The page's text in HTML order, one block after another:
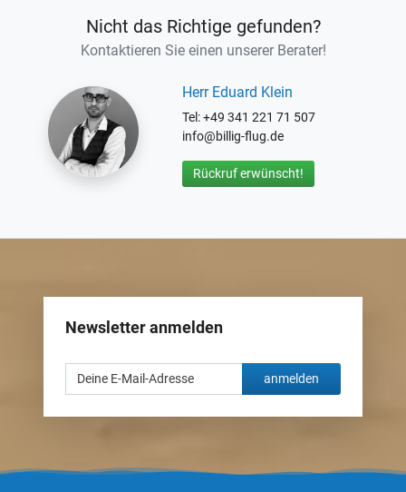
Nicht das Richtige gefunden?
Kontaktieren Sie einen unserer Berater!
Herr Eduard Klein
Tel: +49 341 221 71 507
info@billig-flug.de
Rückruf erwünscht!
Newsletter anmelden
anmelden